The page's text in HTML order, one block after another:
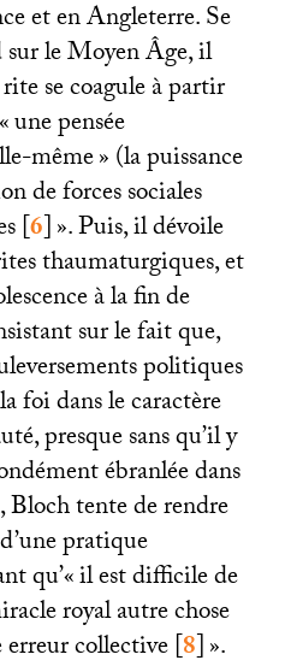
et en Angleterre. Se
sur le Moyen Âge, il
se coagule à partir
une pensée
même» (la puissance
de forces sociales
[6]». Puis, il dévoile
thaumaturgiques, et
à la fin de
sur le fait que,
politiques
la foi dans le caractère
presque sans qu’il y
ébranlée dans
Bloch tente de rendre
pratique
qu’«il est difficile de
royal autre chose
erreur collective[8]».